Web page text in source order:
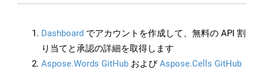
Dashboard でアカウントを作成して、無料の API 割
り当てと承認の詳細を取得します
Aspose.Words GitHub およびAspose.Cells GitHub